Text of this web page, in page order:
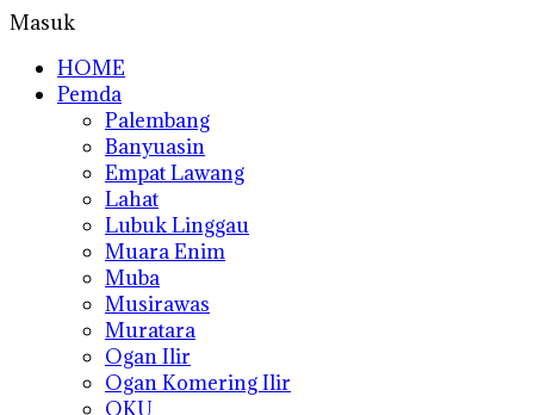
Masuk
HOME
Pemda
Palembang
Banyuasin
Empat Lawang
Lahat
Lubuk Linggau
Muara Enim
Muba
Musirawas
Muratara
Ogan Ilir
Ogan Komering Ilir
OKU